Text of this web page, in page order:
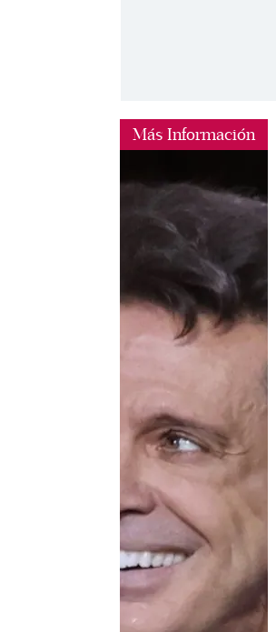
Más Información